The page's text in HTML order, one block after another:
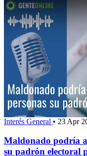
Interés General • 23 Apr
Maldonado podría
su padrón electoral